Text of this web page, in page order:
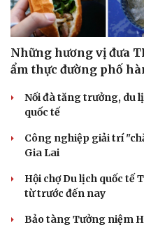
Những hương vị đưa
ẩm thực đường phố
Nối đà tăng trưởng, du
quốc tế
Công nghiệp giải trí
Gia Lai
Hội chợ Du lịch quốc tế
từ trước đến nay
Bảo tàng Tưởng niệm